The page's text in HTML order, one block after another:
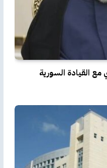
القيادة السورية